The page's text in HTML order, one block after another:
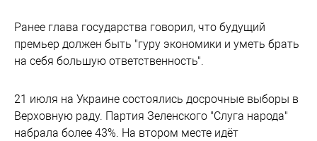
Ранее глава государства говорил, что будущий
премьер должен быть "гуру экономики и уметь брать
на себя большую ответственность".
21 июля на Украине состоялись досрочные выборы в
Верховную раду. Партия Зеленского "Слуга народа"
набрала более 43%. На втором месте идёт